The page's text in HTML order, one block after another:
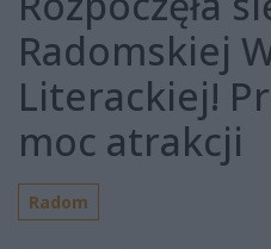
Radomskiej
Literackiej!
moc atrakcji
Radom